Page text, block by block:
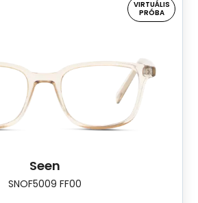
VIRTUÁLIS
PRÓBA
Seen
SNOF5009 FF00